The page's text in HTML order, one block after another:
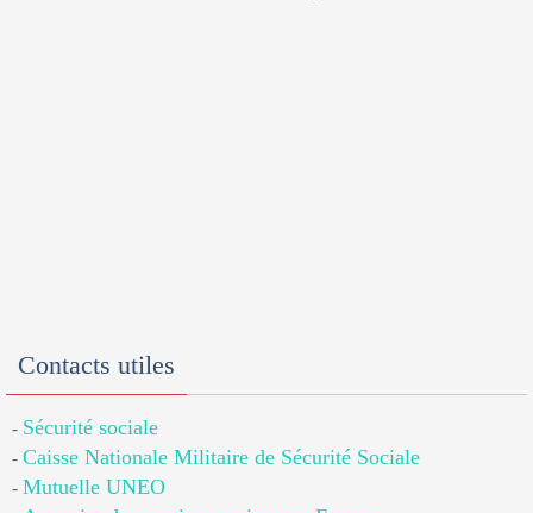
Contacts utiles
- Sécurité sociale
- Caisse Nationale Militaire de Sécurité Sociale
- Mutuelle UNEO